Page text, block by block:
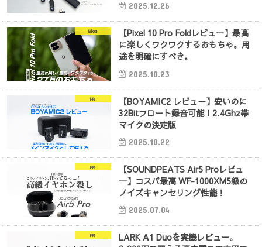
2025.12.26
Blog
【Pixel 10 Pro Foldレビュー】最高
に楽しくワクワクするおもちゃ。用
途を明確にすべき。
2025.10.23
PR
【BOYAMIC2 レビュー】安いのに
32Bitフロート録音可能！2.4Ghz帯
マイクの決定版
2025.10.22
PR
【SOUNDPEATS Air5 Proレビュ
ー】コスパ最高 WF-1000XM5級の
ノイズキャンセリング性能！
2025.07.04
PR
LARK A1 Duoを実機レビュー。